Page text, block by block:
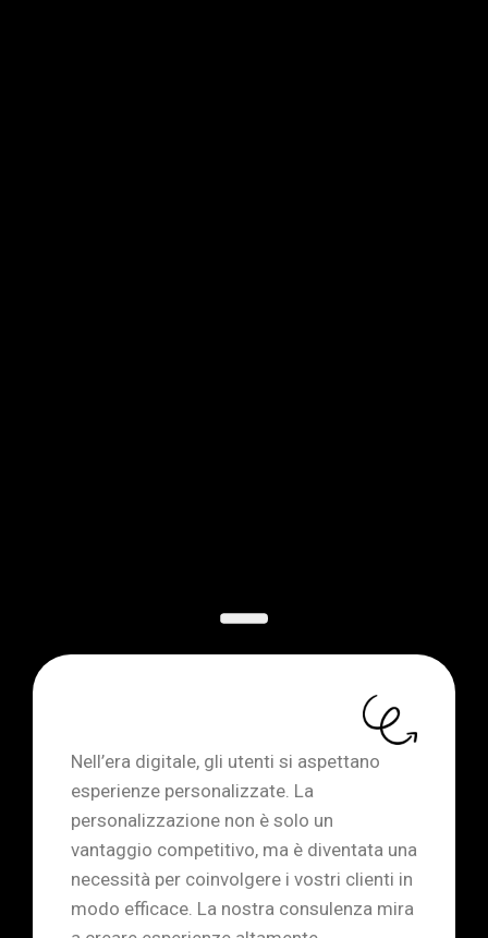
Nell’era digitale, gli utenti si aspettano
esperienze personalizzate. La
personalizzazione non è solo un
vantaggio competitivo, ma è diventata una
necessità per coinvolgere i vostri clienti in
modo efficace. La nostra consulenza mira